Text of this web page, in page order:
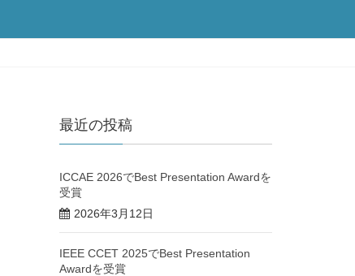
最近の投稿
ICCAE 2026でBest Presentation Awardを
受賞
2026年3月12日
IEEE CCET 2025でBest Presentation
Awardを受賞